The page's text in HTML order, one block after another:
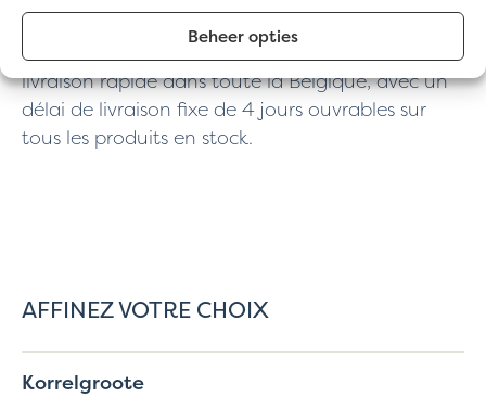
Beheer opties
Découvrez la facilité de commander en ligne
chez Jatu et profitez de notre service de
livraison rapide dans toute la Belgique, avec un
délai de livraison fixe de 4 jours ouvrables sur
tous les produits en stock.
AFFINEZ VOTRE CHOIX
Korrelgroote